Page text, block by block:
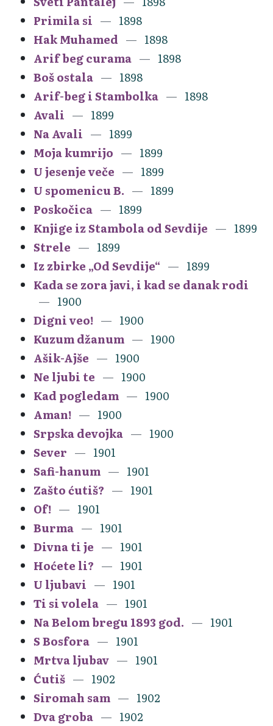
Primila si
1898
Hak Muhamed
1898
Arif beg curama
1898
Boš ostala
1898
Arif-beg i Stambolka
1898
Avali
1899
Na Avali
1899
Moja kumrijo
1899
U jesenje veče
1899
U spomenicu B.
1899
Poskočica
1899
Knjige iz Stambola od Sevdije
1899
Strele
1899
Iz zbirke „Od Sevdije“
1899
Kada se zora javi, i kad se danak rodi
1900
Digni veo!
1900
Kuzum džanum
1900
Ašik-Ajše
1900
Ne ljubi te
1900
Kad pogledam
1900
Aman!
1900
Srpska devojka
1900
Sever
1901
Safi-hanum
1901
Zašto ćutiš?
1901
Of!
1901
Burma
1901
Divna ti je
1901
Hoćete li?
1901
U ljubavi
1901
Ti si volela
1901
Na Belom bregu 1893 god.
1901
S Bosfora
1901
Mrtva ljubav
1901
Ćutiš
1902
Siromah sam
1902
Dva groba
1902